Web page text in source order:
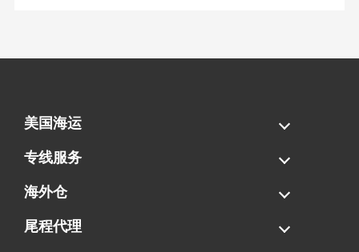
美国海运
海运拼柜
海运整柜
美国海卡
加拿大海运
专线服务
FBA专线直送
超大件专线
AWD专线
电池专线
海外仓
一件代发
FBA中转
贴标换标
拆柜/存储
尾程代理